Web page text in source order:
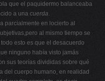
que el paquidermo balanceaba
a una cuerda.
parcialmente en locierto al
al mismo tiempo se
esto es que el desacuerdo
ninguno había visto jamás
sus teorías divididas sobre qué
del cuerpo humano, en realidad